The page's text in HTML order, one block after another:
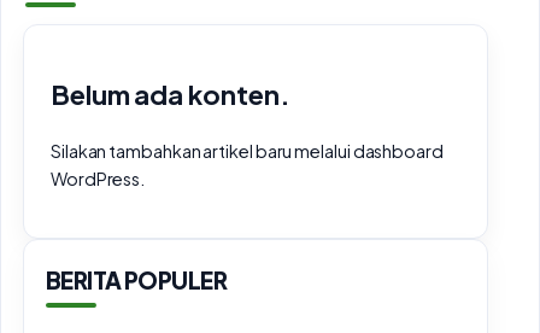
Belum ada konten.
Silakan tambahkan artikel baru melalui dashboard
WordPress.
BERITA POPULER